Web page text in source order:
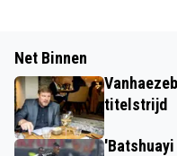
Net Binnen
titelstrijd